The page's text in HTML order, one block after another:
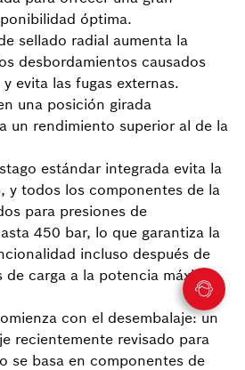
óptima.
sellado radial aumenta la
desbordamientos causados
evita las fugas externas.
una posición girada
un rendimiento superior al de la
estándar integrada evita la
y todos los componentes de la
para presiones de
450 bar, lo que garantiza la
incluso después de
carga a la potencia máxima
con el desembalaje: un
recientemente revisado para
se basa en componentes de